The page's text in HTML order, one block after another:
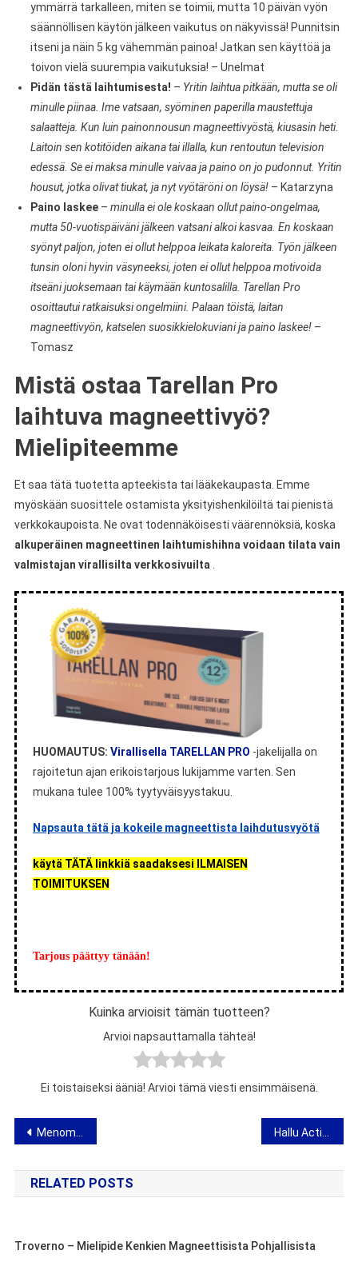
ymmärrä tarkalleen, miten se toimii, mutta 10 päivän vyön
säännöllisen käytön jälkeen vaikutus on näkyvissä! Punnitsin
itseni ja näin 5 kg vähemmän painoa! Jatkan sen käyttöä ja
toivon vielä suurempia vaikutuksia! – Unelmat
Pidän tästä laihtumisesta! – Yritin laihtua pitkään, mutta se oli
minulle piinaa. Ime vatsaan, syöminen paperilla maustettuja
salaatteja. Kun luin painonnousun magneettivyöstä, kiusasin heti.
Laitoin sen kotitöiden aikana tai illalla, kun rentoutun television
edessä. Se ei maksa minulle vaivaa ja paino on jo pudonnut. Yritin
housut, jotka olivat tiukat, ja nyt vyötäröni on löysä!– Katarzyna
Paino laskee– minulla ei ole koskaan ollut paino-ongelmaa,
mutta 50-vuotispäiväni jälkeen vatsani alkoi kasvaa. En koskaan
syönyt paljon, joten ei ollut helppoa leikata kaloreita. Työn jälkeen
tunsin oloni hyvin väsyneeksi, joten ei ollut helppoa motivoida
itseäni juoksemaan tai käymään kuntosalilla. Tarellan Pro
osoittautui ratkaisuksi ongelmiini. Palaan töistä, laitan
magneettivyön, katselen suosikkielokuviani ja paino laskee!–
Tomasz
Mistä ostaa Tarellan Pro
laihtuva magneettivyö?
Mielipiteemme
Et saa tätä tuotetta apteekista tai lääkekaupasta. Emme
myöskään suosittele ostamista yksityishenkilöiltä tai pienistä
verkkokaupoista. Ne ovat todennäköisesti väärennöksiä, koska
alkuperäinen magneettinen laihtumishihna voidaan tilata vain
valmistajan virallisilta verkkosivuilta
HUOMAUTUS: Virallisella TARELLAN PRO -jakelijalla on
rajoitetun ajan erikoistarjous lukijamme varten. Sen
mukana tulee 100% tyytyväisyystakuu.
Napsauta tätä ja kokeile magneettista laihdutusvyötä
käytä TÄTÄ linkkiä saadaksesi ILMAISEN
TOIMITUKSEN
Tarjous päättyy tänään!
Kuinka arvioisit tämän tuotteen?
Arvioi napsauttamalla tähteä!
Ei toistaiseksi ääniä! Arvioi tämä viesti ensimmäisenä.
Artikkelien
selaus
Menomin Forte – vaihdevuosien pillerit ilman reseptiä – arvostelut, hinta
RELATED POSTS
Troverno – Mielipide Kenkien Magneettisista Pohjallisista